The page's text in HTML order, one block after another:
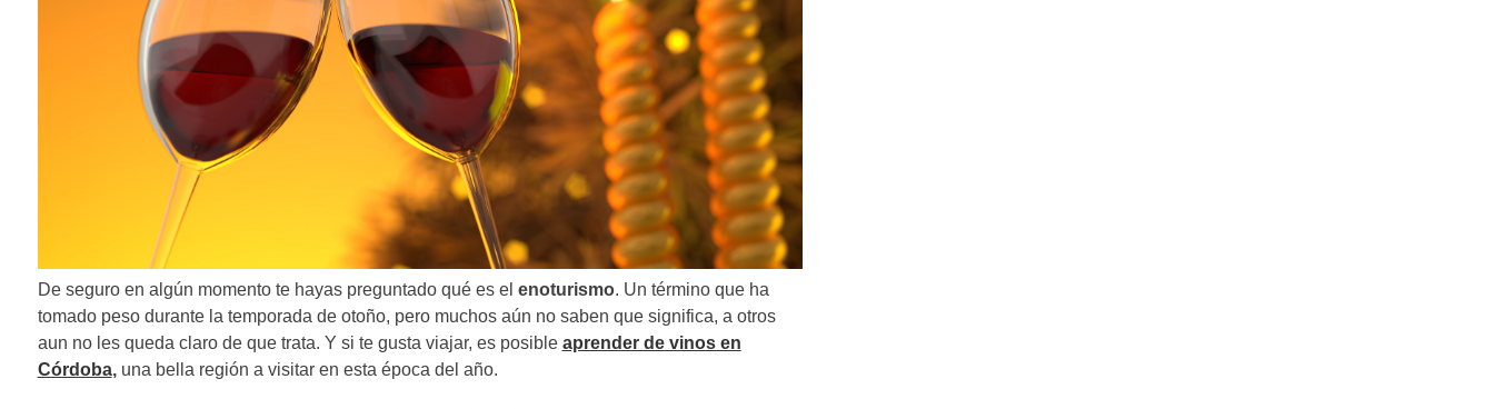
r
a
d
a
De seguro en algún momento te hayas preguntado qué es el enoturismo. Un término que ha
tomado peso durante la temporada de otoño, pero muchos aún no saben que significa, a otros
aun no les queda claro de que trata. Y si te gusta viajar, es posible aprender de vinos en
Córdoba, una bella región a visitar en esta época del año.